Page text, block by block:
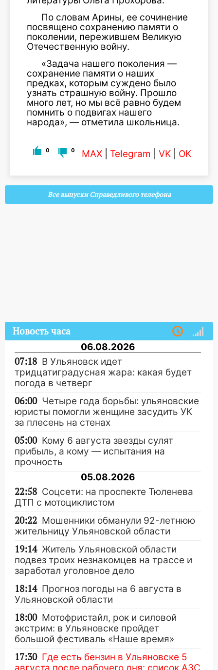
По словам Арины, ее сочинение
посвящено сохранению памяти о
поколении, пережившем Великую
Отечественную войну.
«Задача нашего поколения —
сохранение памяти о наших
предках, которым суждено было
узнать страшную войну. Прошло
много лет, но мы всё равно будем
помнить о подвигах нашего
народа», — отметила школьница.
0 0 MAX Telegram VK OK
Все выпуски Справедливого телефона
Новость часа
06.08.2026
07:18 В Ульяновск идет
тридцатиградусная жара: какая будет
погода в четверг
06:00 Четыре года борьбы: ульяновские
юристы помогли женщине засудить УК
за плесень на стенах
05:00 Кому 6 августа звезды сулят
прибыль, а кому — испытания на
прочность
05.08.2026
22:58 Соцсети: на проспекте Тюленева
ДТП с мотоциклистом
20:22 Мошенники обманули 92-летнюю
жительницу Ульяновской области
19:14 Житель Ульяновской области
подвез троих незнакомцев на трассе и
заработал уголовное дело
18:14 Прогноз погоды на 6 августа в
Ульяновской области
18:00 Мотофристайл, рок и силовой
экстрим: в Ульяновске пройдет
большой фестиваль «Наше время»
17:30 Где есть бензин в Ульяновске 5
августа после рабочего дня: список АЗС